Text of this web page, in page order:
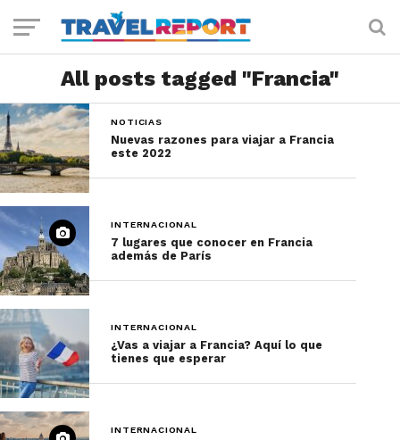
All posts tagged "Francia"
NOTICIAS
Nuevas razones para viajar a Francia
este 2022
INTERNACIONAL
7 lugares que conocer en Francia
además de París
INTERNACIONAL
¿Vas a viajar a Francia? Aquí lo que
tienes que esperar
INTERNACIONAL